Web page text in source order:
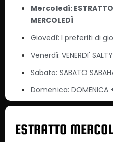
Mercoledì:
MERCOLEDÌ
Giovedì: I preferiti di
Venerdì: VENERDI'
Sabato: SABATO
Domenica: DOMENICA
ESTRATTO